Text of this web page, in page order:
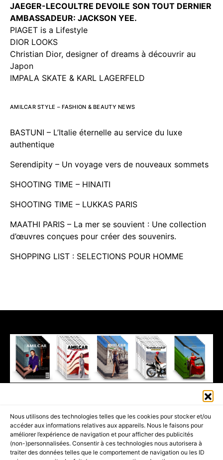
Nous utilisons des technologies telles que les cookies pour stocker et/ou
accéder aux informations relatives aux appareils. Nous le faisons pour
améliorer l’expérience de navigation et pour afficher des publicités
(non-)personnalisées. Consentir à ces technologies nous autorisera à
traiter des données telles que le comportement de navigation ou les ID
JAEGER-LECOULTRE DEVOILE SON TOUT DERNIER
AMBASSADEUR: JACKSON YEE.
PIAGET is a Lifestyle
DIOR LOOKS
Christian Dior, designer of dreams à découvrir au
Japon
IMPALA SKATE & KARL LAGERFELD
AMILCAR STYLE – FASHION & BEAUTY NEWS
BASTUNI – L’Italie éternelle au service du luxe
authentique
Serendipity – Un voyage vers de nouveaux sommets
SHOOTING TIME – HINAITI
SHOOTING TIME – LUKKAS PARIS
MAATHI PARIS – La mer se souvient : Une collection
d’œuvres conçues pour créer des souvenirs.
SHOPPING LIST : SELECTIONS POUR HOMME
PART OF THEAMILCAR MAGAZINE GROUP.EDITOR - ADVERTISING
AGENCE MEDIANE.
ACCUEIL BEST OF LUXE
35 MAGAZINES